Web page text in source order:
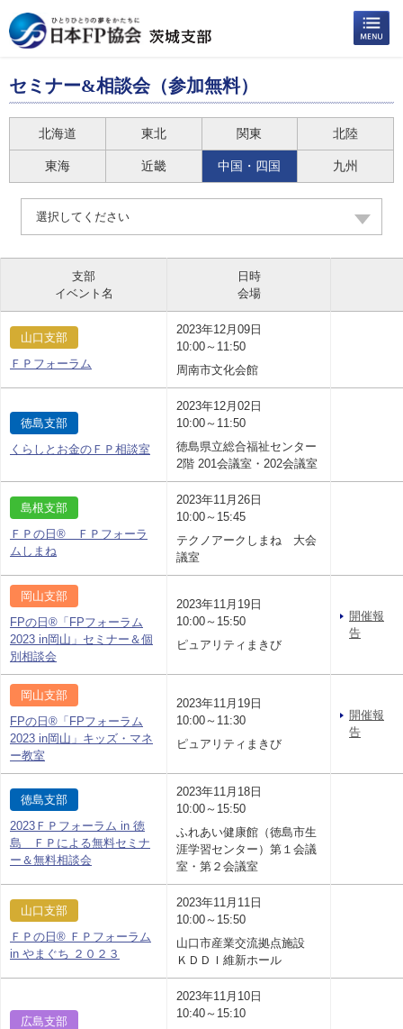
セミナー&相談会（参加無料）
北海道 東北 関東 北陸
東海 近畿 中国・四国 九州
選択してください
支部
イベント名
日時
会場
山口支部
ＦＰフォーラム
2023年12月09日
10:00～11:50
周南市文化会館
徳島支部
くらしとお金のＦＰ相談室
2023年12月02日
10:00～11:50
徳島県立総合福祉センター
2階 201会議室・202会議室
島根支部
ＦＰの日® ＦＰフォーラ
ムしまね
2023年11月26日
10:00～15:45
テクノアークしまね 大会
議室
岡山支部
FPの日®「FPフォーラム
2023 in岡山」セミナー＆個
別相談会
2023年11月19日
10:00～15:50
ピュアリティまきび
開催報
告
岡山支部
FPの日®「FPフォーラム
2023 in岡山」キッズ・マネ
ー教室
2023年11月19日
10:00～11:30
ピュアリティまきび
開催報
告
徳島支部
2023ＦＰフォーラム in 徳
島 ＦＰによる無料セミナ
ー＆無料相談会
2023年11月18日
10:00～15:50
ふれあい健康館（徳島市生
涯学習センター）第１会議
室・第２会議室
山口支部
ＦＰの日® ＦＰフォーラム
in やまぐち ２０２３
2023年11月11日
10:00～15:50
山口市産業交流拠点施設
ＫＤＤＩ維新ホール
広島支部
2023年11月10日
10:40～15:10